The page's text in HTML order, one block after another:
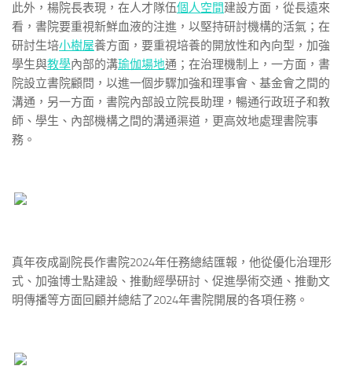
此外，楊院長表現，在人才隊伍個人空間建設方面，從長遠來
看，書院要重視新鮮血液的注進，以堅持研討機構的活氣；在
研討生培小樹屋養方面，要重視培養的開放性和內向型，加強
學生與教學內部的溝瑜伽場地通；在治理機制上，一方面，書
院設立書院顧問，以進一個步驟加強和理事會、基金會之間的
溝通，另一方面，書院內部設立院長助理，暢通行政班子和教
師、學生、內部機構之間的溝通渠道，更高效地處理書院事
務。
真年夜成副院長作書院2024年任務總結匯報，他從優化治理形
式、加強博士點建設、推動經學研討、促進學術交通、推動文
明傳播等方面回顧并總結了2024年書院開展的各項任務。